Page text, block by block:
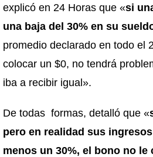
explicó en 24 Horas que «si
una baja del 30% en su
promedio declarado en todo el
colocar un $0, no tendrá
iba a recibir igual».
De todas formas, detalló que «
pero en realidad sus
menos un 30%, el bono no le